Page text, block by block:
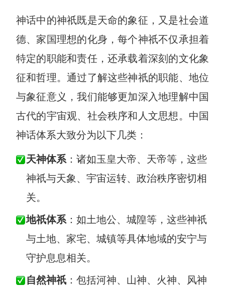
素材整理
在线白板
涂鸦画板
敏捷实践
查看所有场景
AI创作
神话中的神祇既是天命的象征，又是社会道
德、家国理想的化身，每个神祇不仅承担着
特定的职能和责任，还承载着深刻的文化象
征和哲理。通过了解这些神祇的职能、地位
与象征意义，我们能够更加深入地理解中国
古代的宇宙观、社会秩序和人文思想。中国
神话体系大致分为以下几类：
天神体系 ：诸如玉皇大帝、天帝等，这些
神祇与天象、宇宙运转、政治秩序密切相
关。
地祇体系 ：如土地公、城隍等，这些神祇
与土地、家宅、城镇等具体地域的安宁与
守护息息相关。
自然神祇 ：包括河神、山神、火神、风神